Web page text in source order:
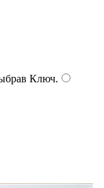
Ключ.